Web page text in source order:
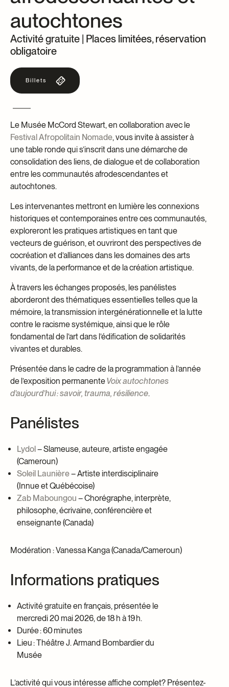
Centre d’archives et de documentation
Dons et prêts d’objets
Façons de donner
Événements
Jeune McCord philanthrope
autochtones
Activité gratuite | Places limitées, réservation
obligatoire
Billets
Le Musée McCord Stewart, en collaboration avec le
Festival Afropolitain Nomade, vous invite à assister à
une table ronde qui s’inscrit dans une démarche de
consolidation des liens, de dialogue et de collaboration
entre les communautés afrodescendantes et
autochtones.
Les intervenantes mettront en lumière les connexions
historiques et contemporaines entre ces communautés,
exploreront les pratiques artistiques en tant que
vecteurs de guérison, et ouvriront des perspectives de
cocréation et d’alliances dans les domaines des arts
vivants, de la performance et de la création artistique.
À travers les échanges proposés, les panélistes
aborderont des thématiques essentielles telles que la
mémoire, la transmission intergénérationnelle et la lutte
contre le racisme systémique, ainsi que le rôle
fondamental de l’art dans l’édification de solidarités
vivantes et durables.
Présentée dans le cadre de la programmation à l’année
de l’exposition permanenteVoix autochtones
d’aujourd’hui : savoir, trauma, résilience.
Panélistes
Lydol– Slameuse, auteure, artiste engagée
(Cameroun)
Soleil Launière– Artiste interdisciplinaire
(Innue et Québécoise)
Zab Maboungou – Chorégraphe, interprète,
philosophe, écrivaine, conférencière et
enseignante (Canada)
Modération : Vanessa Kanga (Canada/Cameroun)
Informations pratiques
Activité gratuite en français, présentée le
mercredi 20 mai 2026, de 18 h à 19 h.
Durée : 60 minutes
Lieu : Théâtre J. Armand Bombardier du
Musée
L’activité qui vous intéresseaffiche complet? Présentez-